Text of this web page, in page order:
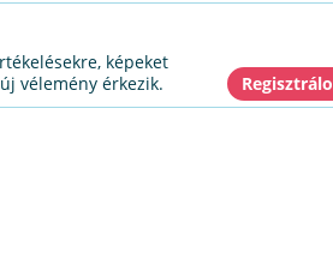
képeket
vélemény érkezik.